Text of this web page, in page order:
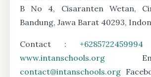
B No 4, Cisaranten Wetan,
Bandung, Jawa Barat 40293,
Contact : +6285722459994
www.intanschools.org
contact@intanschools.org